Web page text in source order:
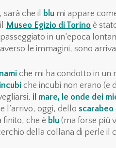
sarà che il blu mi appare
Museo Egizio di Torino è
in un’epoca
le immagini, sono
che mi ha condotto in un
incubi che incubi non erano (e
il mare, le onde dei
l’arrivo, oggi, dello scarabeo
finito, che è blu (ma forse più
della collana di perle il